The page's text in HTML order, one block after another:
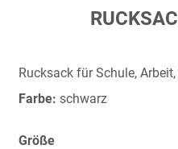
springen
Rucksack für Schule,
Farbe: schwarz
Größe